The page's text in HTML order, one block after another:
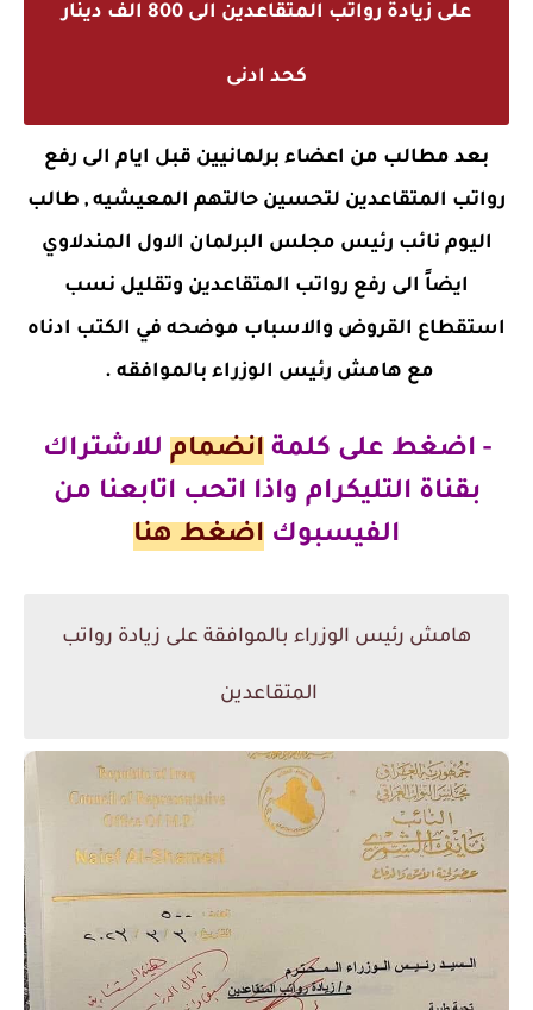
على زيادة رواتب المتقاعدين الى 800 الف دينار
كحد ادنى
بعد مطالب من اعضاء برلمانيين قبل ايام الى رفع
رواتب المتقاعدين لتحسين حالتهم المعيشيه , طالب
اليوم نائب رئيس مجلس البرلمان الاول المندلاوي
ايضاً الى رفع رواتب المتقاعدين وتقليل نسب
استقطاع القروض والاسباب موضحه في الكتب ادناه
مع هامش رئيس الوزراء بالموافقه .
- اضغط على كلمة انضمام للاشتراك
بقناة التليكرام واذا اتحب اتابعنا من
الفيسبوك اضغط هنا
هامش رئيس الوزراء بالموافقة على زيادة رواتب
المتقاعدين